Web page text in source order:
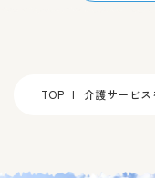
TOP 介護サービス